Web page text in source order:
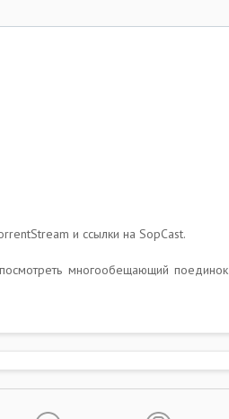
и ссылки на SopCast.
многообещающий поединок